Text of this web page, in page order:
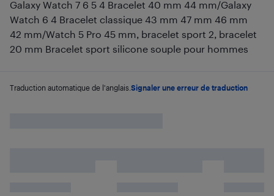
Galaxy Watch 7 6 5 4 Bracelet 40 mm 44 mm/Galaxy
Watch 6 4 Bracelet classique 43 mm 47 mm 46 mm
42 mm/Watch 5 Pro 45 mm, bracelet sport 2, bracelet
20 mm Bracelet sport silicone souple pour hommes
Traduction automatique de l'anglais. Signaler une erreur de traduction